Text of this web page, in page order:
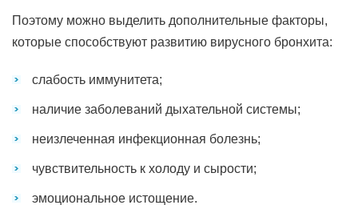
Поэтому можно выделить дополнительные факторы,
которые способствуют развитию вирусного бронхита:
слабость иммунитета;
наличие заболеваний дыхательной системы;
неизлеченная инфекционная болезнь;
чувствительность к холоду и сырости;
эмоциональное истощение.